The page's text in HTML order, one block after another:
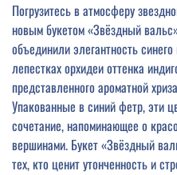
Погрузитесь в атмосферу
новым букетом «Звёздный
объединили элегантность
лепестках орхидеи оттенка
представленного ароматной
Упакованные в синий фетр, эти
сочетание, напоминающее о
вершинами. Букет «Звёздный
тех, кто ценит утонченность и